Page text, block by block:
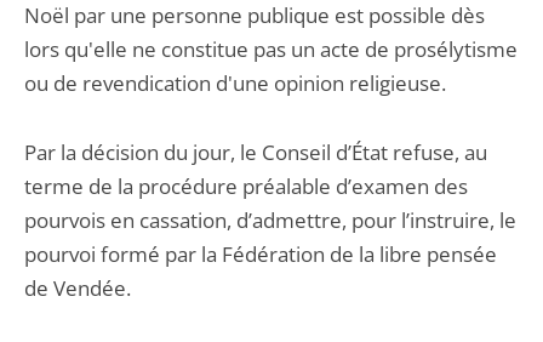
Noël par une personne publique est possible dès
lors qu'elle ne constitue pas un acte de prosélytisme
ou de revendication d'une opinion religieuse.
Par la décision du jour, le Conseil d’État refuse, au
terme de la procédure préalable d’examen des
pourvois en cassation, d’admettre, pour l’instruire, le
pourvoi formé par la Fédération de la libre pensée
de Vendée.